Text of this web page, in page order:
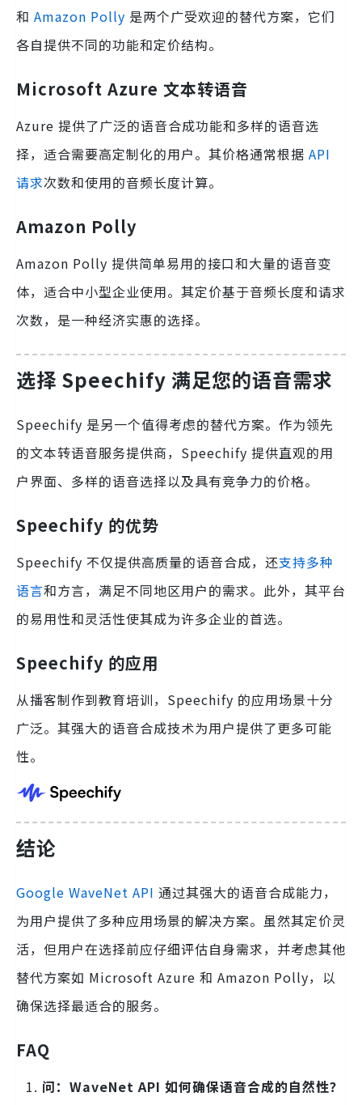
和 Amazon Polly 是两个广受欢迎的替代方案，它们
各自提供不同的功能和定价结构。
Microsoft Azure 文本转语音
Azure 提供了广泛的语音合成功能和多样的语音选
择，适合需要高定制化的用户。其价格通常根据 API
请求次数和使用的音频长度计算。
Amazon Polly
Amazon Polly 提供简单易用的接口和大量的语音变
体，适合中小型企业使用。其定价基于音频长度和请求
次数，是一种经济实惠的选择。
选择 Speechify 满足您的语音需求
Speechify 是另一个值得考虑的替代方案。作为领先
的文本转语音服务提供商，Speechify 提供直观的用
户界面、多样的语音选择以及具有竞争力的价格。
Speechify 的优势
Speechify 不仅提供高质量的语音合成，还支持多种
语言和方言，满足不同地区用户的需求。此外，其平台
的易用性和灵活性使其成为许多企业的首选。
Speechify 的应用
从播客制作到教育培训，Speechify 的应用场景十分
广泛。其强大的语音合成技术为用户提供了更多可能
性。
结论
Google WaveNet API 通过其强大的语音合成能力，
为用户提供了多种应用场景的解决方案。虽然其定价灵
活，但用户在选择前应仔细评估自身需求，并考虑其他
替代方案如 Microsoft Azure 和 Amazon Polly，以
确保选择最适合的服务。
FAQ
问：WaveNet API 如何确保语音合成的自然性？